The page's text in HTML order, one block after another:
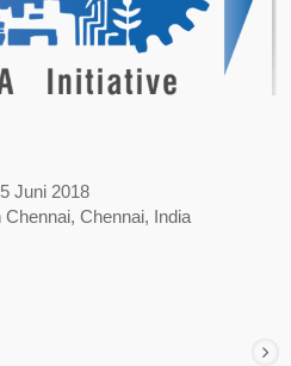
Juni 2018
Chennai, India